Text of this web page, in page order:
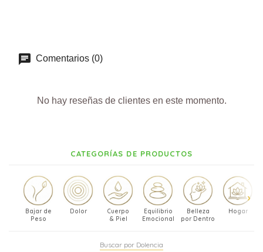
Comentarios (0)
No hay reseñas de clientes en este momento.
CATEGORÍAS DE PRODUCTOS
Bajar de
Peso
Dolor
Cuerpo
& Piel
Equilibrio
Emocional
Belleza
por Dentro
Hogar
Buscar por Dolencia